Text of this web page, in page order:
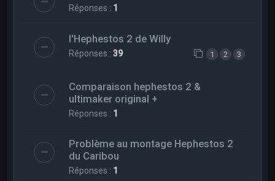
Réponses : 1
l'Hephestos 2 de Willy
Réponses :39 1 2 3
Comparaison hephestos 2 &
ultimaker original +
Réponses : 1
Problème au montage Hephestos 2
du Caribou
Réponses : 1